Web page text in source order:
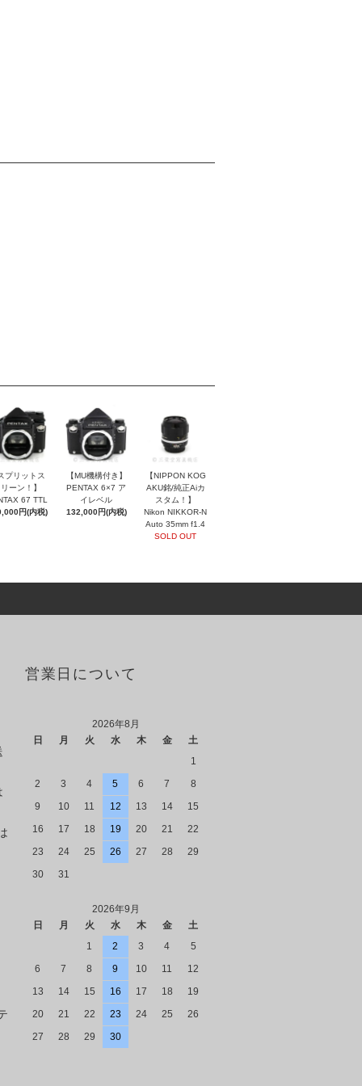
プリットス
ーン！】
67 TTL
円(内税)
【MU機構付き】
PENTAX 6×7 ア
イレベル
132,000円(内税)
【NIPPON KOG
AKU銘/純正Aiカ
スタム！】
Nikon NIKKOR-N
Auto 35mm f1.4
SOLD OUT
営業日について
2026年8月
日
月 火 水 木 金
土
1
2
3 4 5 6 7
8
9
10 11 12 13 14
15
16
17 18 19 20 21
22
23
24 25 26 27 28
29
30
31
2026年9月
日
月 火 水 木 金
土
1
2 3 4
5
6
7 8 9 10 11
12
13
14 15 16 17 18
19
20
21 22 23 24 25
26
27
28 29 30